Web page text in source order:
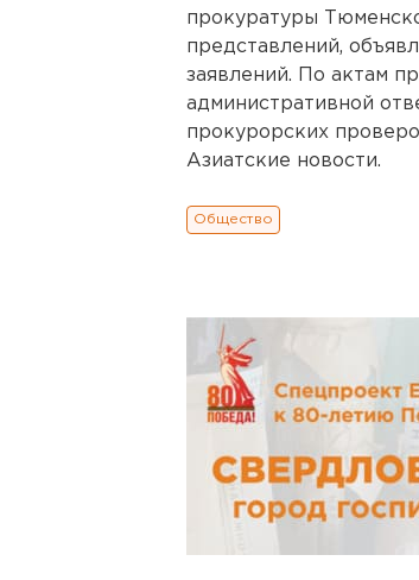
прокуратуры
представлений,
заявлений. По актам
административной
прокурорских
Азиатские новости.
Общество